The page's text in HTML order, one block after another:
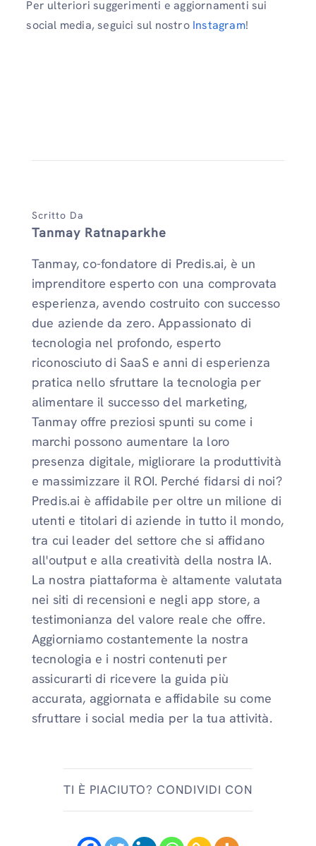
Per ulteriori suggerimenti e aggiornamenti sui
social media, seguici sul nostro Instagram!
Scritto Da
Tanmay Ratnaparkhe
Tanmay, co-fondatore di Predis.ai, è un
imprenditore esperto con una comprovata
esperienza, avendo costruito con successo
due aziende da zero. Appassionato di
tecnologia nel profondo, esperto
riconosciuto di SaaS e anni di esperienza
pratica nello sfruttare la tecnologia per
alimentare il successo del marketing,
Tanmay offre preziosi spunti su come i
marchi possono aumentare la loro
presenza digitale, migliorare la produttività
e massimizzare il ROI. Perché fidarsi di noi?
Predis.ai è affidabile per oltre un milione di
utenti e titolari di aziende in tutto il mondo,
tra cui leader del settore che si affidano
all'output e alla creatività della nostra IA.
La nostra piattaforma è altamente valutata
nei siti di recensioni e negli app store, a
testimonianza del valore reale che offre.
Aggiorniamo costantemente la nostra
tecnologia e i nostri contenuti per
assicurarti di ricevere la guida più
accurata, aggiornata e affidabile su come
sfruttare i social media per la tua attività.
TI È PIACIUTO? CONDIVIDI CON